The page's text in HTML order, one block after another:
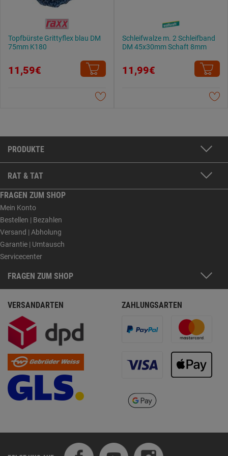
Topfbürste Grittyflex blau DM
75mm K180
11,59€
Schleifwalze m. 2 Schleifband
DM 45x30mm Schaft 8mm
11,99€
PRODUKTE
RAT & TAT
FRAGEN ZUM SHOP
Mein Konto
Bestellen | Bezahlen
Versand | Abholung
Garantie | Umtausch
Servicecenter
FRAGEN ZUM SHOP
VERSANDARTEN ZAHLUNGSARTEN